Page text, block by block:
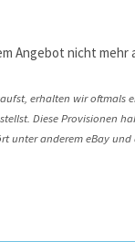
Angebot nicht mehr
erhalten wir oftmals
Diese Provisionen
anderem eBay und